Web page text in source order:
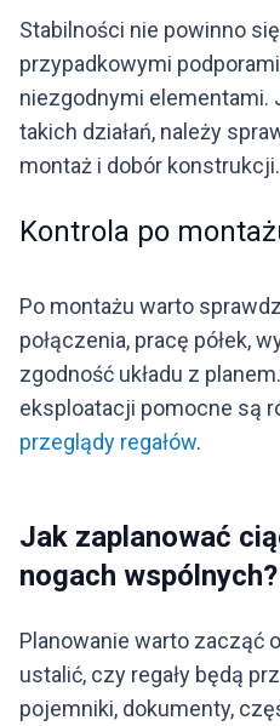
Stabilności nie powinno
przypadkowymi
niezgodnymi elementami.
takich działań, należy
montaż i dobór konstrukcji.
Kontrola po
Po montażu warto
połączenia, pracę półek,
zgodność układu z
eksploatacji pomocne są
przeglądy regałów.
Jak zaplanować
nogach wspólnych?
Planowanie warto zacząć
ustalić, czy regały będą
pojemniki, dokumenty,